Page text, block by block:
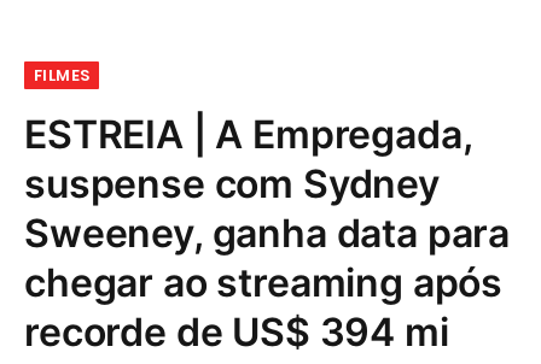
FILMES
ESTREIA | A Empregada,
suspense com Sydney
Sweeney, ganha data para
chegar ao streaming após
recorde de US$ 394 mi